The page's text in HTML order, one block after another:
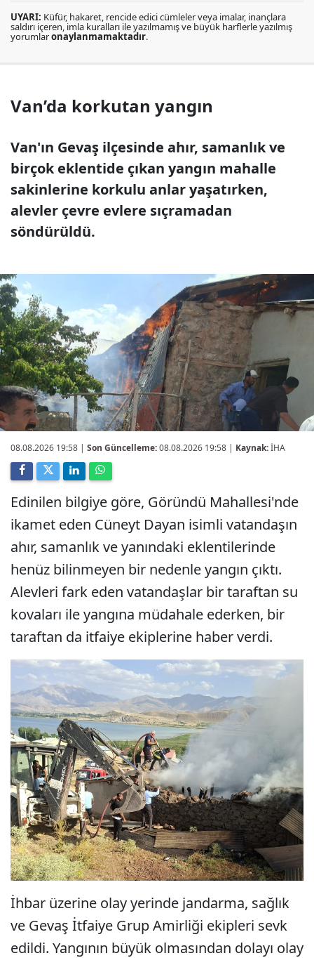
UYARI: Küfür, hakaret, rencide edici cümleler veya imalar, inançlara
saldırı içeren, imla kuralları ile yazılmamış ve büyük harflerle yazılmış
yorumlaronaylanmamaktadır.
Van’da korkutan yangın
Van'ın Gevaş ilçesinde ahır, samanlık ve
birçok eklentide çıkan yangın mahalle
sakinlerine korkulu anlar yaşatırken,
alevler çevre evlere sıçramadan
söndürüldü.
08.08.2026 19:58 | Son Güncelleme:08.08.2026 19:58 | Kaynak:İHA
Edinilen bilgiye göre, Göründü Mahallesi'nde
ikamet eden Cüneyt Dayan isimli vatandaşın
ahır, samanlık ve yanındaki eklentilerinde
henüz bilinmeyen bir nedenle yangın çıktı.
Alevleri fark eden vatandaşlar bir taraftan su
kovaları ile yangına müdahale ederken, bir
taraftan da itfaiye ekiplerine haber verdi.
İhbar üzerine olay yerinde jandarma, sağlık
ve Gevaş İtfaiye Grup Amirliği ekipleri sevk
edildi. Yangının büyük olmasından dolayı olay